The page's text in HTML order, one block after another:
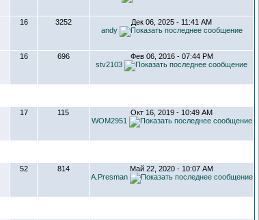
16 3252
Дек 06, 2025 - 11:41 AM
andy
16 696
Фев 06, 2016 - 07:44 PM
stv2103
17 115
Окт 16, 2019 - 10:49 AM
WOM2951
52 814
Май 22, 2020 - 10:07 AM
A.Presman